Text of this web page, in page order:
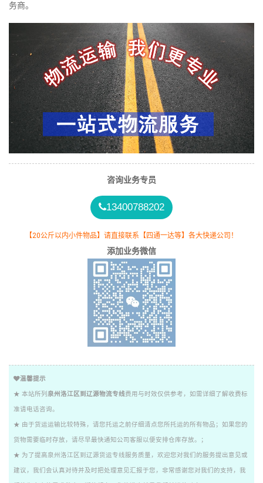
务商。
咨询业务专员
13400788202
【20公斤以内小件物品】请直接联系【四通一达等】各大快递公司！
添加业务微信
温馨提示
★ 本站所列 泉州洛江区到辽源物流专线费用与时效仅供参考，如需详细了解收费标
准请电话咨询。
★ 由于货运运输比较特殊，请您托运之前仔细清点您所托运的所有物品；如果您的
货物需要临时存放，请尽早最快通知公司客服以便安排仓库存放。；
★ 为了提高泉州洛江区到辽源货运专线服务质量，欢迎您对我们的服务提出意见或
建议，我们会认真对待并及时把处理意见汇报于您，非常感谢您对我们的支持，我